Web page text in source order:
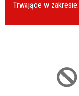
Szukana fraza
Trwające w zakresie
Trwające w zakresie: